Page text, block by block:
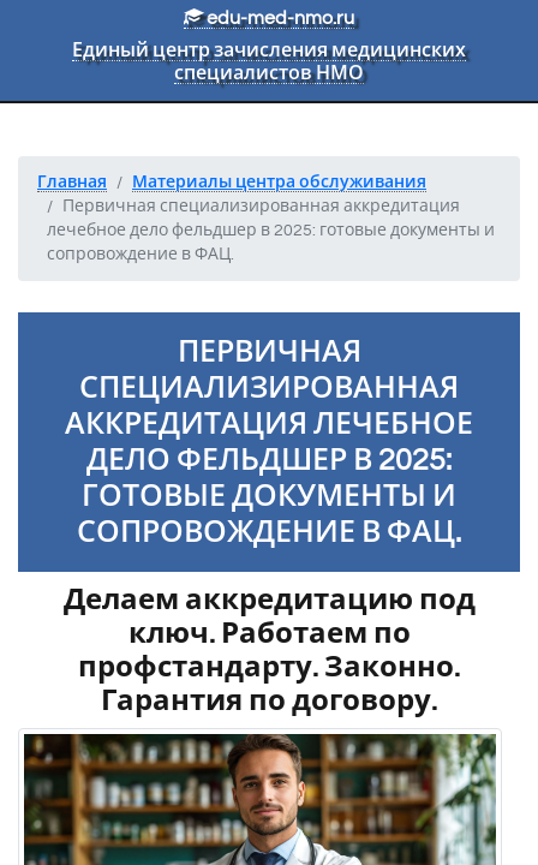
Перейти к основному текстуedu-med-nmo.ru
Единый центр зачисления медицинских
специалистов НМО
Главная
Материалы центра обслуживания
Первичная специализированная аккредитация
лечебное дело фельдшер в 2025: готовые документы и
сопровождение в ФАЦ.
ПЕРВИЧНАЯ
СПЕЦИАЛИЗИРОВАННАЯ
АККРЕДИТАЦИЯ ЛЕЧЕБНОЕ
ДЕЛО ФЕЛЬДШЕР В 2025:
ГОТОВЫЕ ДОКУМЕНТЫ И
СОПРОВОЖДЕНИЕ В ФАЦ.
Делаем аккредитацию под
ключ. Работаем по
профстандарту. Законно.
Гарантия по договору.